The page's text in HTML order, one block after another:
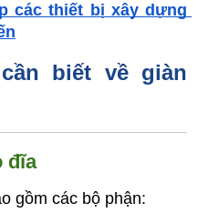
các thiết bị xây dựng
biết về giàn
đĩa
gồm các bộ phận: